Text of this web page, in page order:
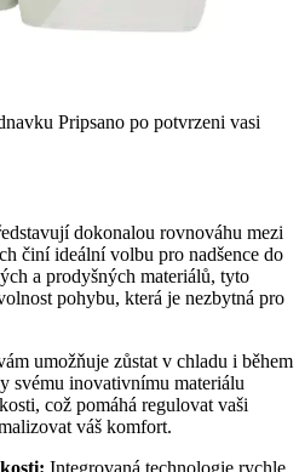
Pripsano po potvrzeni vasi
dokonalou rovnováhu mezi
činí ideální volbu pro nadšence do
a prodyšných materiálů, tyto
pohybu, která je nezbytná pro
umožňuje zůstat v chladu i během
svému inovativnímu materiálu
což pomáhá regulovat vaši
váš komfort.